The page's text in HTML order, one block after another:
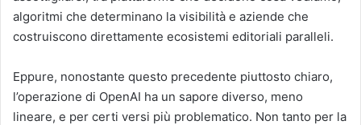
algoritmi che determinano la visibilità e aziende che
costruiscono direttamente ecosistemi editoriali paralleli.
Eppure, nonostante questo precedente piuttosto chiaro,
l’operazione di OpenAI ha un sapore diverso, meno
lineare, e per certi versi più problematico. Non tanto per la